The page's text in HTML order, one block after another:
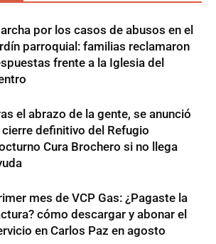
por los casos de abusos en el
parroquial: familias reclamaron
frente a la Iglesia del
el abrazo de la gente, se anunció
cierre definitivo del Refugio
Cura Brochero si no llega
mes de VCP Gas: ¿Pagaste la
cómo descargar y abonar el
en Carlos Paz en agosto